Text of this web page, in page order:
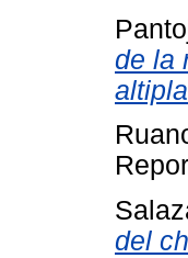
de la
del